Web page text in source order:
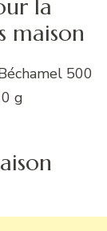
la
maison
500
g